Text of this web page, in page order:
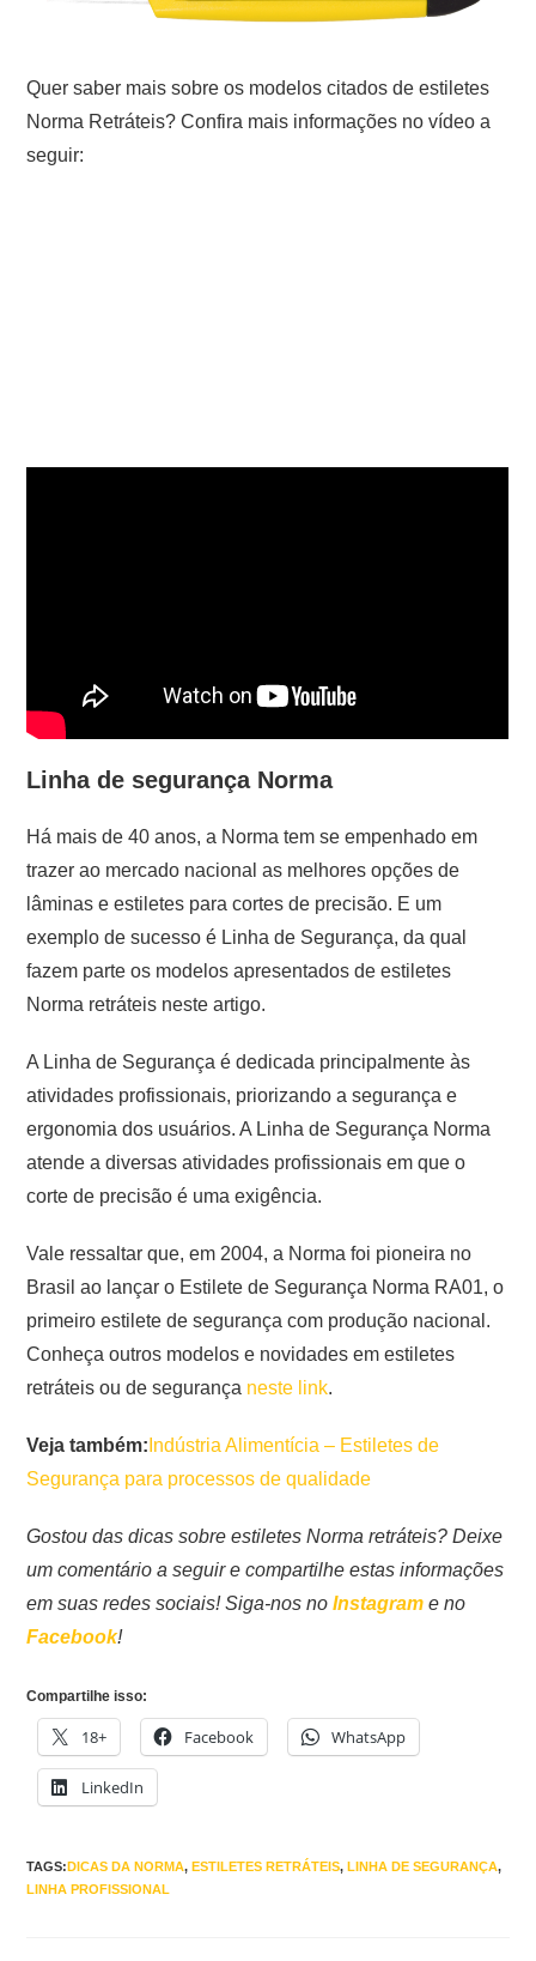
Quer saber mais sobre os modelos citados de estiletes
Norma Retráteis? Confira mais informações no vídeo a
seguir:
Linha de segurança Norma
Há mais de 40 anos, a Norma tem se empenhado em
trazer ao mercado nacional as melhores opções de
lâminas e estiletes para cortes de precisão. E um
exemplo de sucesso é Linha de Segurança, da qual
fazem parte os modelos apresentados de estiletes
Norma retráteis neste artigo.
A Linha de Segurança é dedicada principalmente às
atividades profissionais, priorizando a segurança e
ergonomia dos usuários. A Linha de Segurança Norma
atende a diversas atividades profissionais em que o
corte de precisão é uma exigência.
Vale ressaltar que, em 2004, a Norma foi pioneira no
Brasil ao lançar o Estilete de Segurança Norma RA01, o
primeiro estilete de segurança com produção nacional.
Conheça outros modelos e novidades em estiletes
retráteis ou de segurança neste link.
Veja também: Indústria Alimentícia – Estiletes de
Segurança para processos de qualidade
Gostou das dicas sobre estiletes Norma retráteis? Deixe
um comentário a seguir e compartilhe estas informações
em suas redes sociais! Siga-nos noInstagram e no
Facebook!
Compartilhe isso:
18+ Facebook WhatsApp
LinkedIn
TAGS:DICAS DA NORMA,ESTILETES RETRÁTEIS,LINHA DE SEGURANÇA,
LINHA PROFISSIONAL